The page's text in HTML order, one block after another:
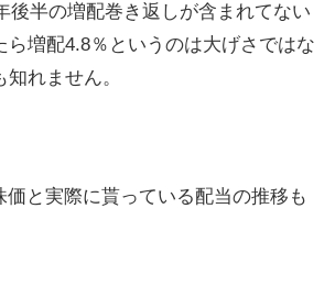
後半の増配巻き返しが含まれてない
ら増配4.8％というのは大げさではな
知れません。
価と実際に貰っている配当の推移も